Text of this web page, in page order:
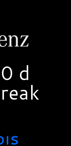
d